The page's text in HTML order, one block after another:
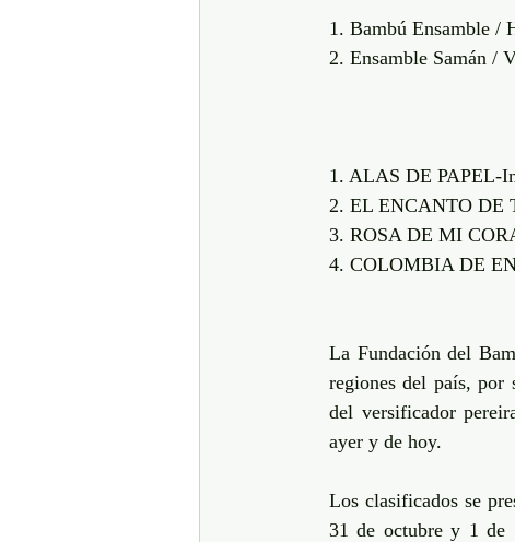
1. Bambú Ensamble /
2. Ensamble Samán /
1. ALAS DE PAPEL-
2. EL ENCANTO DE
3. ROSA DE MI
4. COLOMBIA DE
La Fundación del
regiones del país, por
del versificador
ayer y de hoy.
Los clasificados se
31 de octubre y 1 de